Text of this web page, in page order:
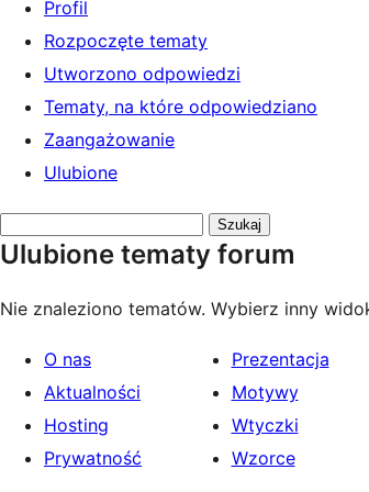
Profil
Rozpoczęte tematy
Utworzono odpowiedzi
Tematy, na które odpowiedziano
Zaangażowanie
Ulubione
tematy:
Ulubione tematy forum
Nie znaleziono tematów. Wybierz inny
O nas
Aktualności
Hosting
Prywatność
Prezentacja
Motywy
Wtyczki
Wzorce